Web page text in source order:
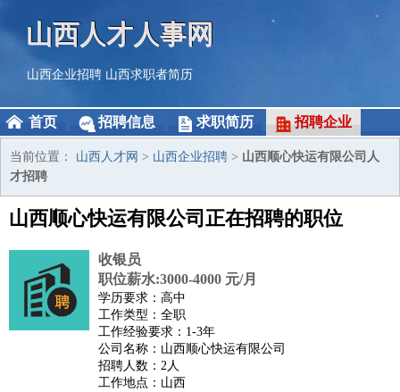
山西人才人事网
山西企业招聘 山西求职者简历
首页 招聘信息 求职简历 招聘企业
当前位置： 山西人才网 > 山西企业招聘 > 山西顺心快运有限公司人
才招聘
山西顺心快运有限公司正在招聘的职位
收银员
职位薪水:3000-4000 元/月
学历要求：高中
工作类型：全职
工作经验要求：1-3年
公司名称：山西顺心快运有限公司
招聘人数：2人
工作地点：山西